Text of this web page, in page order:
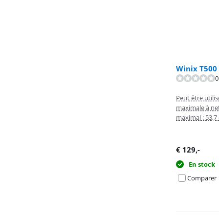
Winix T500
Peut être
maximale à
maximal : 53,7
€ 129,-
En stock
Comparer
La note est de